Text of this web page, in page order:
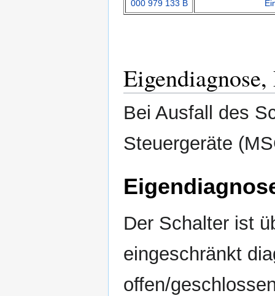
000 979 133 B
Bei Ausfall des
Steuergeräte
Der Schalter ist
eingeschränkt
offen/